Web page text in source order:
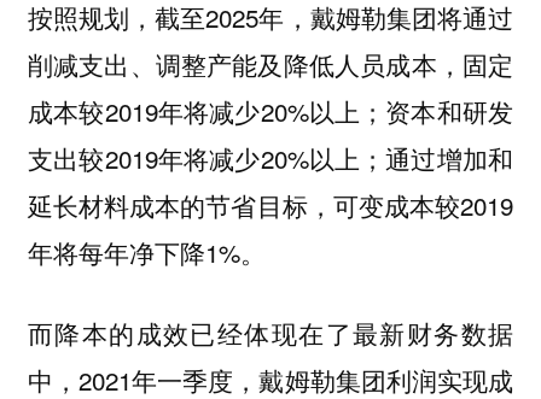
按照规划，截至2025年，戴姆勒集团将通过
削减支出、调整产能及降低人员成本，固定
成本较2019年将减少20%以上；资本和研发
支出较2019年将减少20%以上；通过增加和
延长材料成本的节省目标，可变成本较2019
年将每年净下降1%。
而降本的成效已经体现在了最新财务数据
中，2021年一季度，戴姆勒集团利润实现成